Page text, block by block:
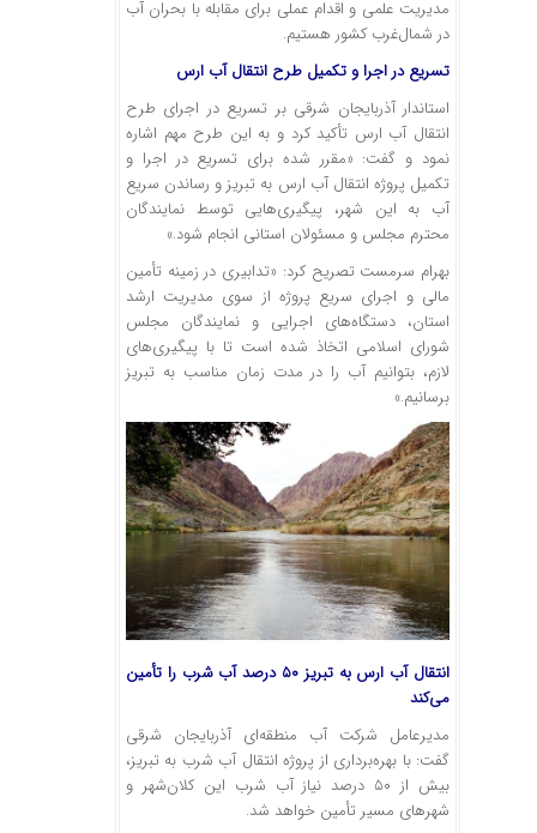
مدیریت علمی و اقدام عملی برای مقابله با بحران آب
در شمال‌غرب کشور هستیم.
تسریع در اجرا و تکمیل طرح انتقال آب ارس
استاندار آذربایجان شرقی بر تسریع در اجرای طرح
انتقال آب ارس تأکید کرد و به این طرح مهم اشاره
نمود و گفت: «مقرر شده برای تسریع در اجرا و
تکمیل پروژه انتقال آب ارس به تبریز و رساندن سریع
آب به این شهر، پیگیری‌هایی توسط نمایندگان
محترم مجلس و مسئولان استانی انجام شود.»
بهرام سرمست تصریح کرد: «تدابیری در زمینه تأمین
مالی و اجرای سریع پروژه از سوی مدیریت ارشد
استان، دستگاه‌های اجرایی و نمایندگان مجلس
شورای اسلامی اتخاذ شده است تا با پیگیری‌های
لازم، بتوانیم آب را در مدت زمان مناسب به تبریز
برسانیم.»
انتقال آب ارس به تبریز ۵۰ درصد آب شرب را تأمین
می‌کند
مدیرعامل شرکت آب منطقه‌ای آذربایجان شرقی
گفت: با بهره‌برداری از پروژه انتقال آب شرب به تبریز،
بیش از ۵۰ درصد نیاز آب شرب این کلان‌شهر و
شهرهای مسیر تأمین خواهد شد.